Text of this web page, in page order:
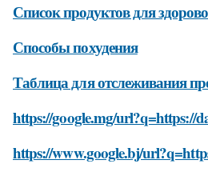
Список продуктов для
Способы похудения
Таблица для отслеживания
https://google.mg/url?q=https://
https://www.google.bj/